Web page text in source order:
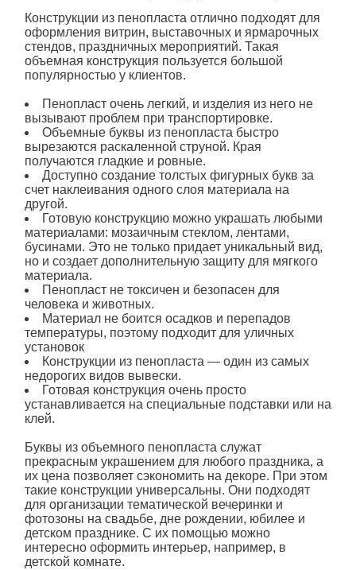
Конструкции из пенопласта отлично подходят для
оформления витрин, выставочных и ярмарочных
стендов, праздничных мероприятий. Такая
объемная конструкция пользуется большой
популярностью у клиентов.
Пенопласт очень легкий, и изделия из него не
вызывают проблем при транспортировке.
Объемные буквы из пенопласта быстро
вырезаются раскаленной струной. Края
получаются гладкие и ровные.
Доступно создание толстых фигурных букв за
счет наклеивания одного слоя материала на
другой.
Готовую конструкцию можно украшать любыми
материалами: мозаичным стеклом, лентами,
бусинами. Это не только придает уникальный вид,
но и создает дополнительную защиту для мягкого
материала.
Пенопласт не токсичен и безопасен для
человека и животных.
Материал не боится осадков и перепадов
температуры, поэтому подходит для уличных
установок
Конструкции из пенопласта — один из самых
недорогих видов вывески.
Готовая конструкция очень просто
устанавливается на специальные подставки или на
клей.
Буквы изобъемного пенопласта служат
прекрасным украшением для любого праздника, а
их цена позволяет сэкономить на декоре. При этом
такие конструкции универсальны. Они подходят
для организации тематической вечеринки и
фотозоны на свадьбе, дне рождении, юбилее и
детском празднике. С их помощью можно
интересно оформить интерьер, например, в
детской комнате.